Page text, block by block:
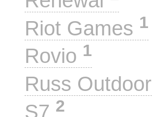
Riot Games 1
Rovio 1
Russ Outdoor
S7 2